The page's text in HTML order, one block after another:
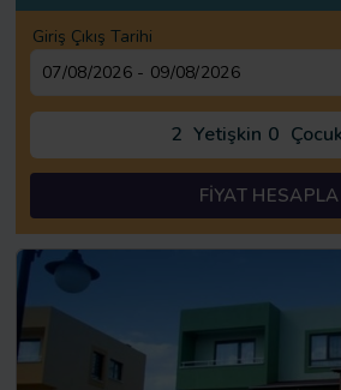
Giriş Çıkış Tarihi
2 Yetişkin 0
FİYAT HESAPLA